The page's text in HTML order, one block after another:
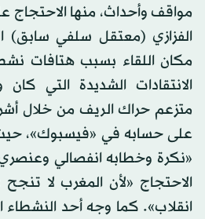
مواقف وأحداث، منها
الفزازي (معتقل سلفي سابق)
مكان اللقاء بسبب هتافات
الانتقادات الشديدة التي كان
متزعم حراك الريف من خلال
على حسابه في «فيسبوك»،
«نكرة وخطابه انفصالي
الاحتجاج «لأن المغرب لا
انقلاب». كما وجه أحد النشطاء